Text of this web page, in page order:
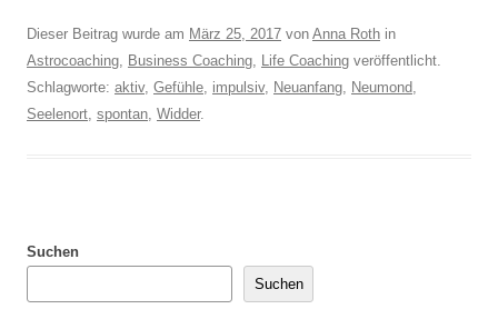
Dieser Beitrag wurde am März 25, 2017 von Anna Roth in
Astrocoaching, Business Coaching, Life Coaching veröffentlicht.
Schlagworte: aktiv, Gefühle, impulsiv, Neuanfang, Neumond,
Seelenort, spontan, Widder.
Suchen
Suchen